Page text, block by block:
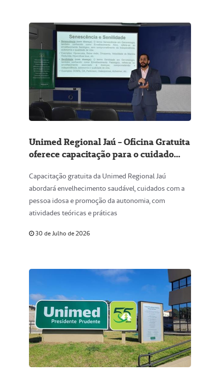
Unimed Regional Jaú - Oficina Gratuita
oferece capacitação para o cuidado
Capacitação gratuita da Unimed Regional Jaú
abordará envelhecimento saudável, cuidados com a
pessoa idosa e promoção da autonomia, com
atividades teóricas e práticas
30 de Julho de 2026